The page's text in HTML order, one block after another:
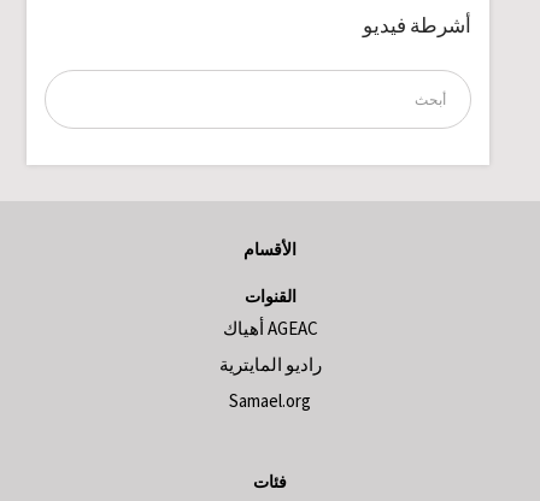
أشرطة فيديو
الأقسام
القنوات
AGEAC أهياك
راديو المايترية
Samael.org
فئات